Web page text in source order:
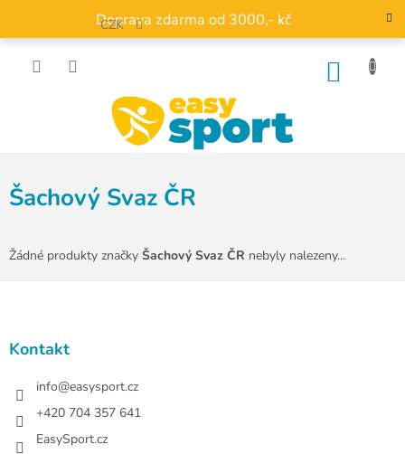
obsah
Doprava zdarma od 3000,- kč
CZK
Šachový Svaz ČR
Žádné produkty značky Šachový Svaz ČR nebyly nalezeny...
Kontakt
info@easysport.cz
+420 704 357 641
EasySport.cz